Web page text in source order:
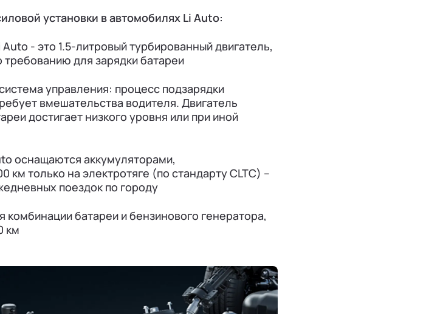
установки в автомобилях Li Auto:
- это 1.5-литровый турбированный двигатель,
для зарядки батареи
управления: процесс подзарядки
вмешательства водителя. Двигатель
достигает низкого уровня или при иной
оснащаются аккумуляторами,
только на электротяге (по стандарту CLTC) –
поездок по городу
батареи и бензинового генератора,
км